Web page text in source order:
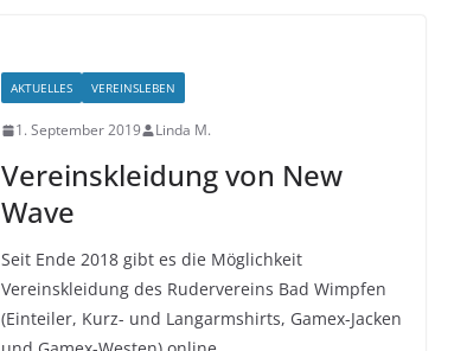
AKTUELLES VEREINSLEBEN
1. September 2019 Linda M.
Vereinskleidung von New
Wave
Seit Ende 2018 gibt es die Möglichkeit
Vereinskleidung des Rudervereins Bad Wimpfen
(Einteiler, Kurz- und Langarmshirts, Gamex-Jacken